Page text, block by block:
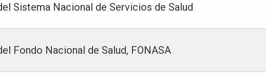
Sistema Nacional de Servicios de Salud
Fondo Nacional de Salud, FONASA